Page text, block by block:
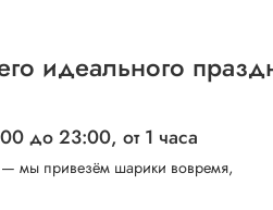
идеального
до 23:00, от 1 часа
мы привезём шарики вовремя,